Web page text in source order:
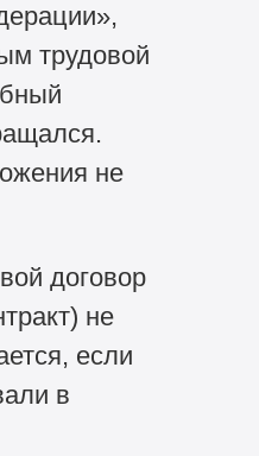
трудовой
не
договор
не
если
в